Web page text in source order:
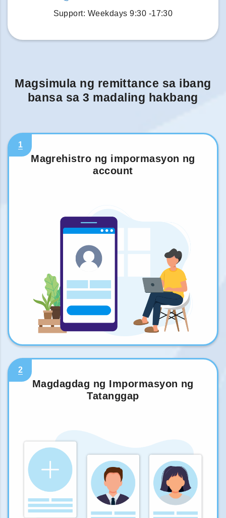
Support: Weekdays 9:30 -17:30
Magsimula ng remittance sa ibang
bansa sa 3 madaling hakbang
1
Magrehistro ng impormasyon ng
account
2
Magdagdag ng Impormasyon ng
Tatanggap